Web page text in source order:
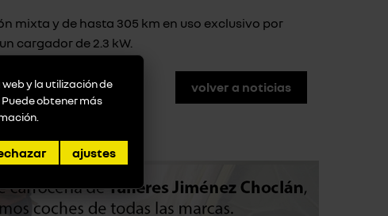
mixta y de hasta 305 km en uso exclusivo por
cargador de 2.3 kW.
volver a noticias
y la utilización de
obtener más
ajustes